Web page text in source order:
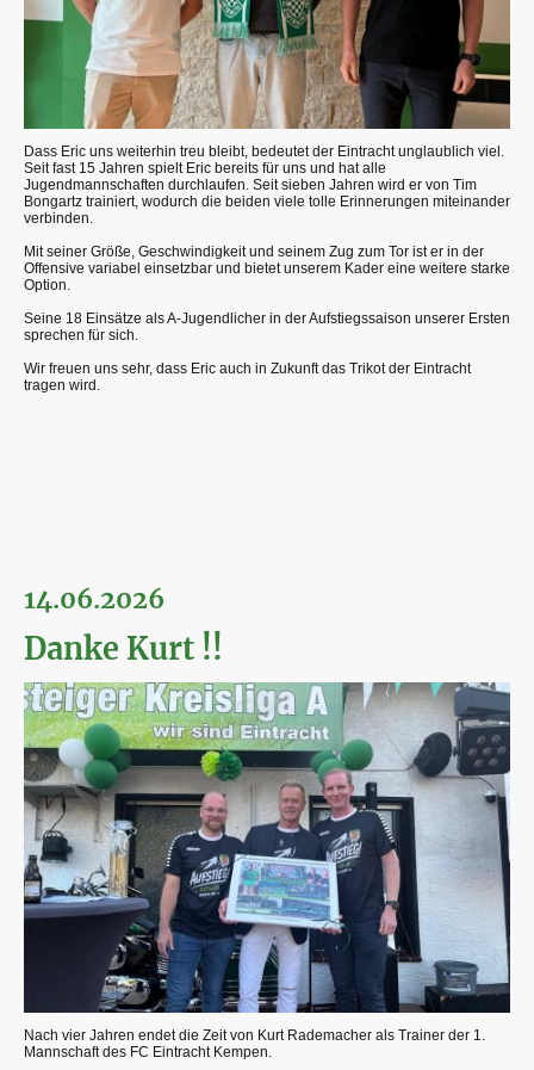
Dass Eric uns weiterhin treu bleibt, bedeutet der Eintracht unglaublich viel.
Seit fast 15 Jahren spielt Eric bereits für uns und hat alle
Jugendmannschaften durchlaufen. Seit sieben Jahren wird er von Tim
Bongartz trainiert, wodurch die beiden viele tolle Erinnerungen miteinander
verbinden.
Mit seiner Größe, Geschwindigkeit und seinem Zug zum Tor ist er in der
Offensive variabel einsetzbar und bietet unserem Kader eine weitere starke
Option.
Seine 18 Einsätze als A-Jugendlicher in der Aufstiegssaison unserer Ersten
sprechen für sich.
Wir freuen uns sehr, dass Eric auch in Zukunft das Trikot der Eintracht
tragen wird.
14.06.2026
Danke Kurt !!
Nach vier Jahren endet die Zeit von Kurt Rademacher als Trainer der 1.
Mannschaft des FC Eintracht Kempen.